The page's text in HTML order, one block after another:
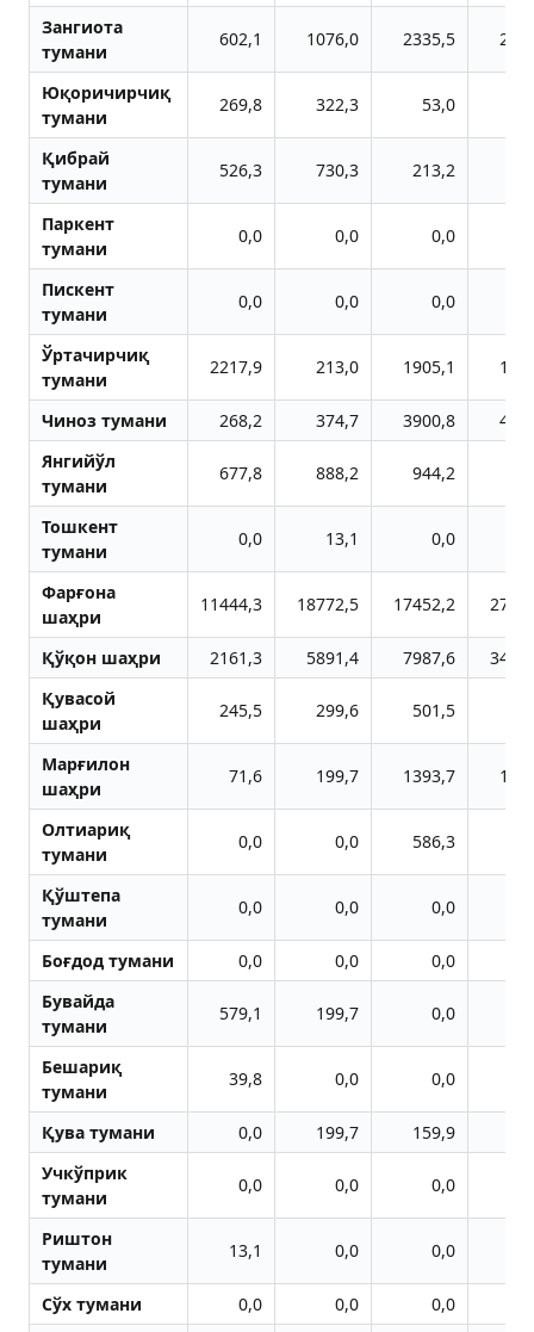
Зангиота
тумани
602,1 1076,0 2335,5
Юқоричирчиқ
тумани
269,8 322,3 53,0
Қибрай
тумани
526,3 730,3 213,2
Паркент
тумани
0,0 0,0 0,0
Пискент
тумани
0,0 0,0 0,0
Ўртачирчиқ
тумани
2217,9 213,0 1905,1
Чиноз тумани 268,2 374,7 3900,8
Янгийўл
тумани
677,8 888,2 944,2
Тошкент
тумани
0,0 13,1 0,0
Фарғона
шаҳри
11444,3 18772,5 17452,2
Қўқон шаҳри 2161,3 5891,4 7987,6
Қувасой
шаҳри
245,5 299,6 501,5
Марғилон
шаҳри
71,6 199,7 1393,7
Олтиариқ
тумани
0,0 0,0 586,3
Қўштепа
тумани
0,0 0,0 0,0
Боғдод тумани 0,0 0,0 0,0
Бувайда
тумани
579,1 199,7 0,0
Бешариқ
тумани
39,8 0,0 0,0
Қува тумани 0,0 199,7 159,9
Учкўприк
тумани
0,0 0,0 0,0
Риштон
тумани
13,1 0,0 0,0
Сўх тумани 0,0 0,0 0,0